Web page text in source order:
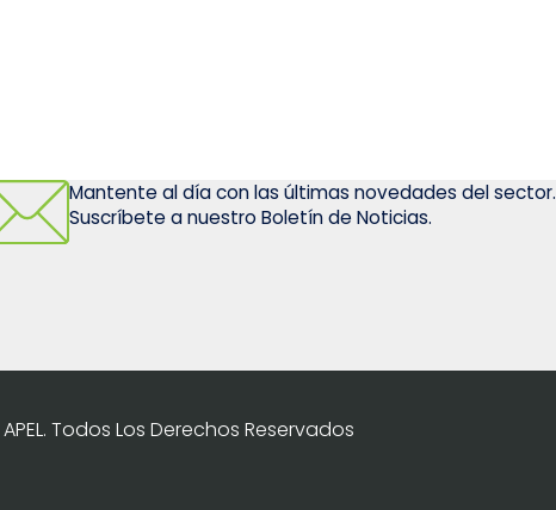
Mantente al día con las últimas novedades del sector.
Suscríbete a nuestro Boletín de Noticias.
Todos Los Derechos Reservados